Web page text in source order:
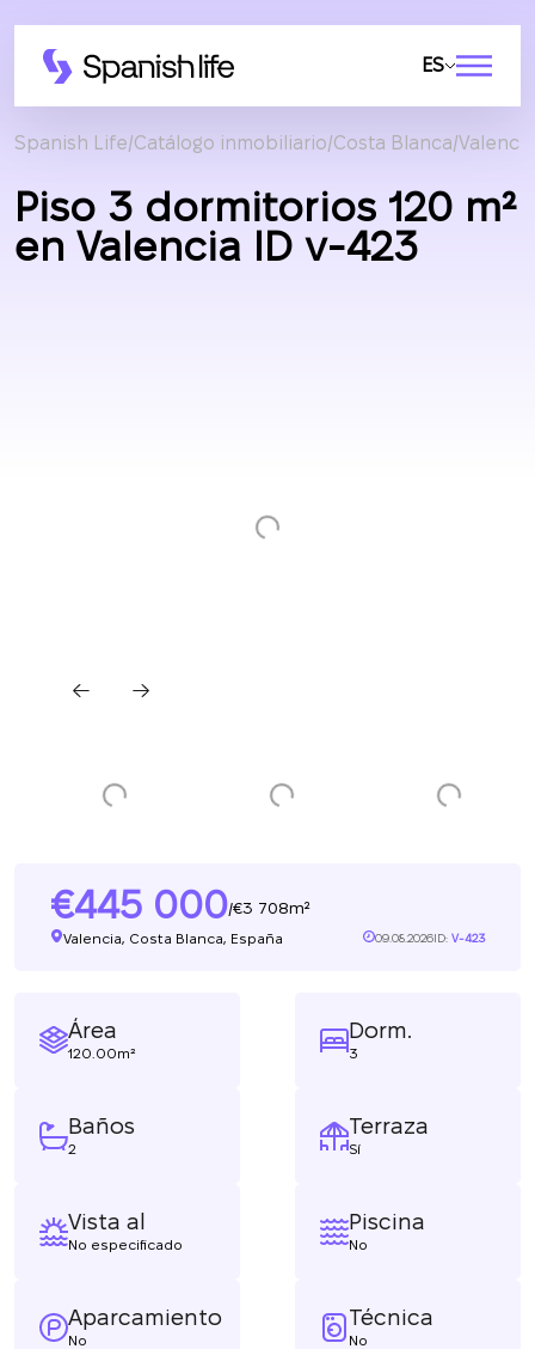
ES
Spanish Life Catálogo inmobiliario Costa Blanca Valencia
Piso 3 dormitorios 120 m²
en Valencia ID v-423
445 000/ 3 708m²
Valencia, Costa Blanca, España 09.08.2026ID: V-423
Área
120.00m²
Dorm.
3
Baños
2
Terraza
Sí
Vista al
No especificado
Piscina
No
Aparcamiento
No
Técnica
No